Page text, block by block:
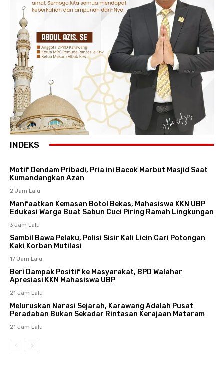
INDEKS
Motif Dendam Pribadi, Pria ini Bacok Marbut Masjid Saat
Kumandangkan Azan
2 Jam Lalu
Manfaatkan Kemasan Botol Bekas, Mahasiswa KKN UBP
Edukasi Warga Buat Sabun Cuci Piring Ramah Lingkungan
3 Jam Lalu
Sambil Bawa Pelaku, Polisi Sisir Kali Licin Cari Potongan
Kaki Korban Mutilasi
17 Jam Lalu
Beri Dampak Positif ke Masyarakat, BPD Walahar
Apresiasi KKN Mahasiswa UBP
21 Jam Lalu
Meluruskan Narasi Sejarah, Karawang Adalah Pusat
Peradaban Bukan Sekadar Rintasan Kerajaan Mataram
21 Jam Lalu